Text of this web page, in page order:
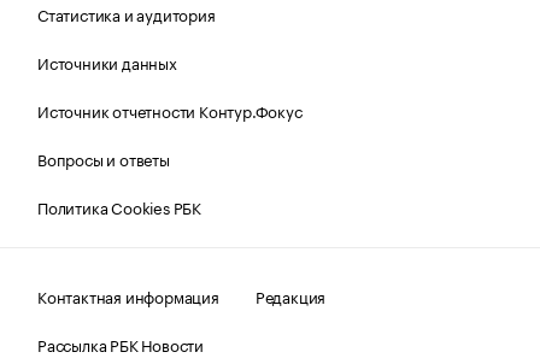
Статистика и аудитория
Источники данных
Источник отчетности Контур.Фокус
Вопросы и ответы
Политика Cookies РБК
Контактная информация
Редакция
Рассылка РБК Новости